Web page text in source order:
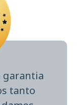
garantia
tanto